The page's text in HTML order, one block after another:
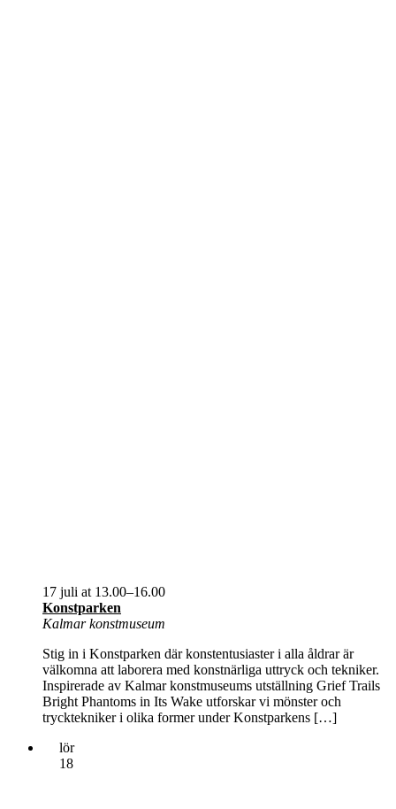
Konstparken
17 juli at 13.00–16.00
Kalmar konstmuseum
Stig in i Konstparken där konstentusiaster i alla åldrar är
välkomna att laborera med konstnärliga uttryck och tekniker.
Inspirerade av Kalmar konstmuseums utställning Grief Trails
Bright Phantoms in Its Wake utforskar vi mönster och
trycktekniker i olika former under Konstparkens […]
lör
18